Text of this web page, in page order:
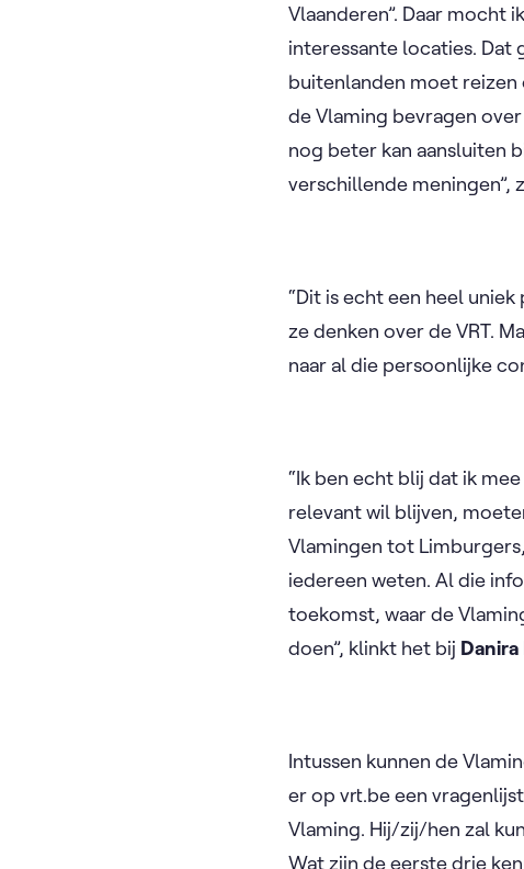
Vlaanderen”. Daar mocht
interessante locaties. Dat
buitenlanden moet reizen
de Vlaming bevragen
nog beter kan aansluiten
verschillende meningen”,
“Dit is echt een heel
ze denken over de VRT.
naar al die persoonlijke
“Ik ben echt blij dat ik
relevant wil blijven,
Vlamingen tot
iedereen weten. Al die
toekomst, waar de
doen”, klinkt het bij Danira
Intussen kunnen de
er op vrt.be een
Vlaming. Hij/zij/hen zal
Wat zijn de eerste drie